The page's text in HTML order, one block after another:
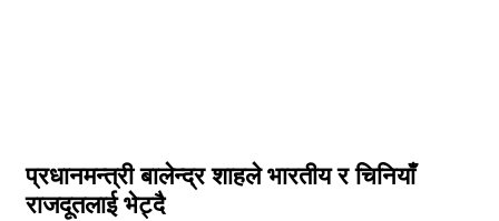
प्रधानमन्त्री बालेन्द्र शाहले भारतीय र चिनियाँ
राजदूतलाई भेट्दै